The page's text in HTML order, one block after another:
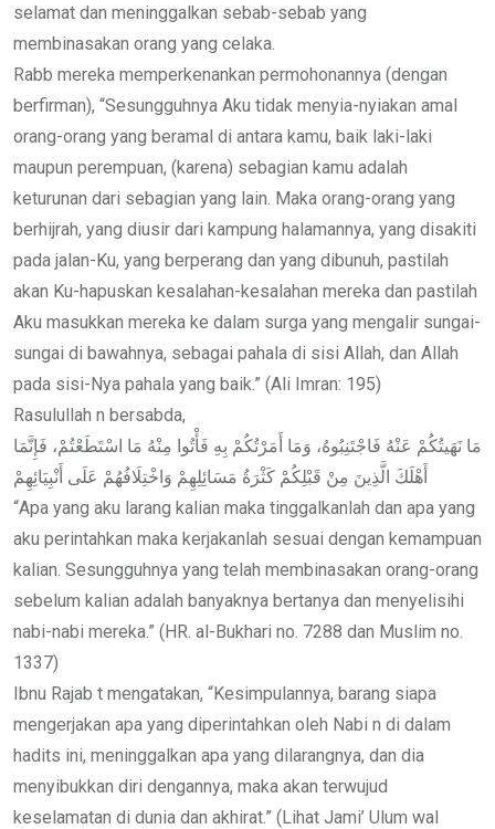
selamat dan meninggalkan sebab-sebab yang
membinasakan orang yang celaka.
Rabb mereka memperkenankan permohonannya (dengan
berfirman), “Sesungguhnya Aku tidak menyia-nyiakan amal
orang-orang yang beramal di antara kamu, baik laki-laki
maupun perempuan, (karena) sebagian kamu adalah
keturunan dari sebagian yang lain. Maka orang-orang yang
berhijrah, yang diusir dari kampung halamannya, yang disakiti
pada jalan-Ku, yang berperang dan yang dibunuh, pastilah
akan Ku-hapuskan kesalahan-kesalahan mereka dan pastilah
Aku masukkan mereka ke dalam surga yang mengalir sungai-
sungai di bawahnya, sebagai pahala di sisi Allah, dan Allah
pada sisi-Nya pahala yang baik.” (Ali Imran: 195)
Rasulullah n bersabda,
مَا نَهَيتُكُمْ عَنْهُ فَاجْتَنِبُوهُ، وَمَا أَمَرْتُكُمْ بِهِ فَأْتُوا مِنْهُ مَا اسْتَطَعْتُمْ، فَإِنَّمَا
أَهْلَكَ الَّذِينَ مِنْ قَبْلِكُمْ كَثْرَةُ مَسَائِلِهِمْ وَاخْتِلَافُهُمْ عَلَى أَنْبِيَائِهِمْ
“Apa yang aku larang kalian maka tinggalkanlah dan apa yang
aku perintahkan maka kerjakanlah sesuai dengan kemampuan
kalian. Sesungguhnya yang telah membinasakan orang-orang
sebelum kalian adalah banyaknya bertanya dan menyelisihi
nabi-nabi mereka.” (HR. al-Bukhari no. 7288 dan Muslim no.
1337)
Ibnu Rajab t mengatakan, “Kesimpulannya, barang siapa
mengerjakan apa yang diperintahkan oleh Nabi n di dalam
hadits ini, meninggalkan apa yang dilarangnya, dan dia
menyibukkan diri dengannya, maka akan terwujud
keselamatan di dunia dan akhirat.” (Lihat Jami’ Ulum wal